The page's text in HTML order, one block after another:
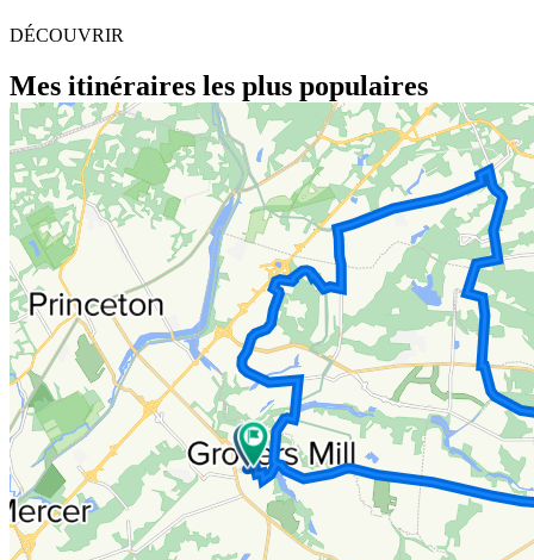
DÉCOUVRIR
Mes itinéraires les plus populaires